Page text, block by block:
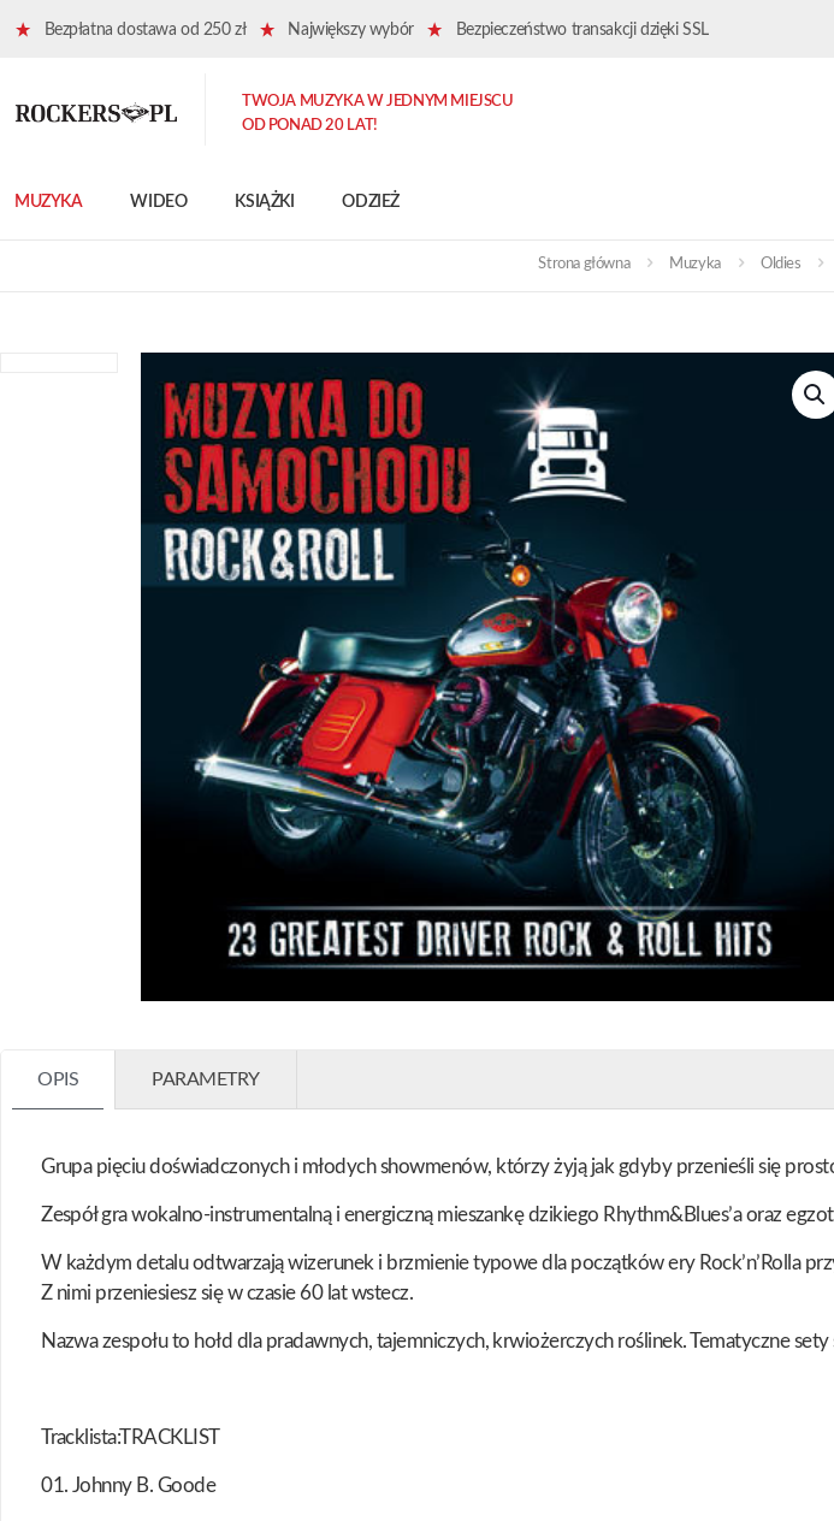
Bezpłatna dostawa od 250 zł Największy wybór Bezpieczeństwo transakcji dzięki SSL
MUZYKA WIDEO KSIĄŻKI ODZIEŻ
TWOJA MUZYKA W JEDNYM MIEJSCU
OD PONAD 20 LAT!
Strona główna Muzyka Oldies
OPIS PARAMETRY
Grupa pięciu doświadczonych i młodych showmenów, którzy żyją jak gdyby przenieśli się
Zespół gra wokalno-instrumentalną i energiczną mieszankę dzikiego Rhythm&Blues’a oraz
W każdym detalu odtwarzają wizerunek i brzmienie typowe dla początków ery Rock’n’Rolla
Z nimi przeniesiesz się w czasie 60 lat wstecz.
Nazwa zespołu to hołd dla pradawnych, tajemniczych, krwiożerczych roślinek. Tematyczne
Tracklista:TRACKLIST
01. Johnny B. Goode